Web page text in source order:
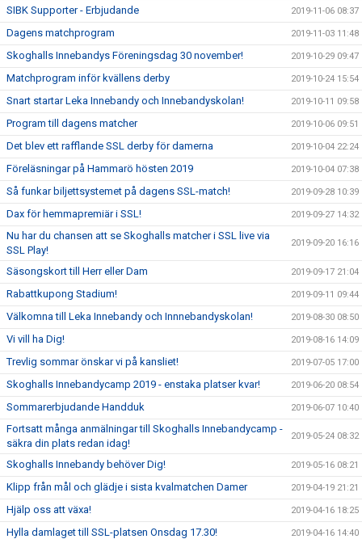
SIBK Supporter - Erbjudande 2019-11-06 08:37
Dagens matchprogram 2019-11-03 11:48
Skoghalls Innebandys Föreningsdag 30 november! 2019-10-29 09:47
Matchprogram inför kvällens derby 2019-10-24 15:54
Snart startar Leka Innebandy och Innebandyskolan! 2019-10-11 09:58
Program till dagens matcher 2019-10-06 09:51
Det blev ett rafflande SSL derby för damerna 2019-10-04 22:24
Föreläsningar på Hammarö hösten 2019 2019-10-04 07:38
Så funkar biljettsystemet på dagens SSL-match! 2019-09-28 10:39
Dax för hemmapremiär i SSL! 2019-09-27 14:32
Nu har du chansen att se Skoghalls matcher i SSL live via
SSL Play!
2019-09-20 16:16
Säsongskort till Herr eller Dam 2019-09-17 21:04
Rabattkupong Stadium! 2019-09-11 09:44
Välkomna till Leka Innebandy och Innnebandyskolan! 2019-08-30 08:50
Vi vill ha Dig! 2019-08-16 14:09
Trevlig sommar önskar vi på kansliet! 2019-07-05 17:00
Skoghalls Innebandycamp 2019 - enstaka platser kvar! 2019-06-20 08:54
Sommarerbjudande Handduk 2019-06-07 10:40
Fortsatt många anmälningar till Skoghalls Innebandycamp -
säkra din plats redan idag!
2019-05-24 08:32
Skoghalls Innebandy behöver Dig! 2019-05-16 08:21
Klipp från mål och glädje i sista kvalmatchen Damer 2019-04-19 21:21
Hjälp oss att växa! 2019-04-16 18:25
Hylla damlaget till SSL-platsen Onsdag 17.30! 2019-04-16 14:40